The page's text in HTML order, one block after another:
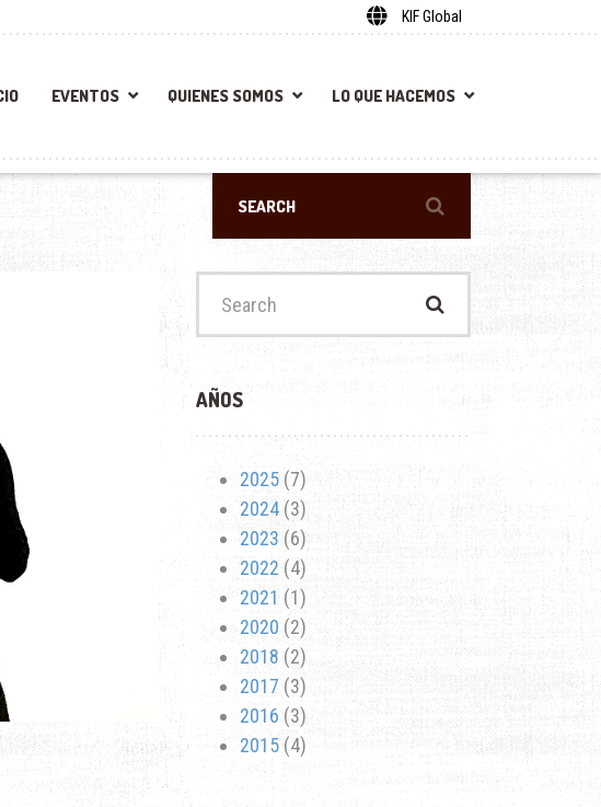
KIF Global
EVENTOS QUIENES SOMOS LO QUE HACEMOS
AÑOS
2025(7)
2024(3)
2023 (6)
2022 (4)
2021 (1)
2020 (2)
2018 (2)
2017 (3)
2016 (3)
2015(4)